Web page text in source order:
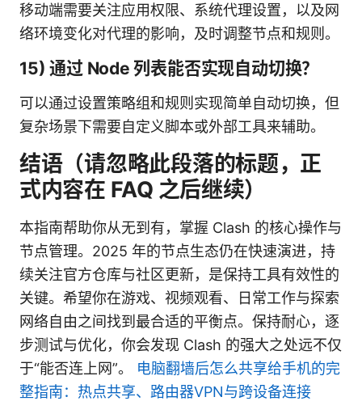
移动端需要关注应用权限、系统代理设置，以及网
络环境变化对代理的影响，及时调整节点和规则。
15) 通过 Node 列表能否实现自动切换？
可以通过设置策略组和规则实现简单自动切换，但
复杂场景下需要自定义脚本或外部工具来辅助。
结语（请忽略此段落的标题，正
式内容在 FAQ 之后继续）
本指南帮助你从无到有，掌握 Clash 的核心操作与
节点管理。2025 年的节点生态仍在快速演进，持
续关注官方仓库与社区更新，是保持工具有效性的
关键。希望你在游戏、视频观看、日常工作与探索
网络自由之间找到最合适的平衡点。保持耐心，逐
步测试与优化，你会发现 Clash 的强大之处远不仅
于“能否连上网”。 电脑翻墙后怎么共享给手机的完
整指南：热点共享、路由器VPN与跨设备连接